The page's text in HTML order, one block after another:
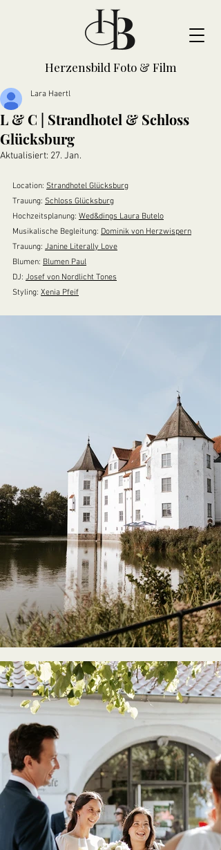
Herzensbild Foto & Film
L & C | Strandhotel & Schloss
Glücksburg
Lara Haertl
Aktualisiert: 27. Jan.
Location: Strandhotel Glücksburg
Trauung: Schloss Glücksburg
Hochzeitsplanung: Wed&dings Laura Butelo
Musikalische Begleitung: Dominik von Herzwispern
Trauung: Janine Literally Love
Blumen: Blumen Paul
DJ: Josef von Nordlicht Tones
Styling: Xenia Pfeif